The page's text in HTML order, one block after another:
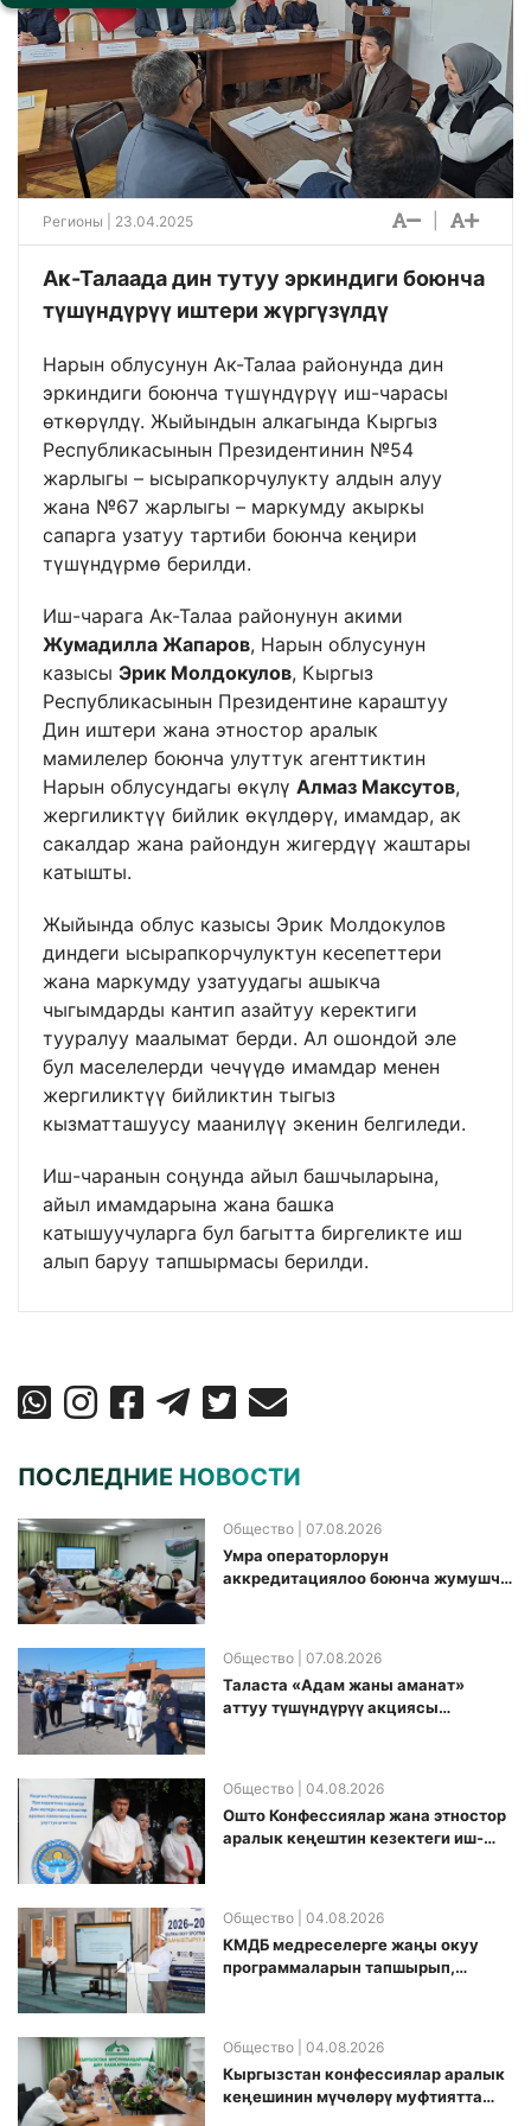
Регионы | 23.04.2025
Ак-Талаада дин тутуу эркиндиги боюнча
түшүндүрүү иштери жүргүзүлдү
Нарын облусунун Ак-Талаа районунда дин
эркиндиги боюнча түшүндүрүү иш-чарасы
өткөрүлдү. Жыйындын алкагында Кыргыз
Республикасынын Президентинин №54
жарлыгы – ысырапкорчулукту алдын алуу
жана №67 жарлыгы – маркумду акыркы
сапарга узатуу тартиби боюнча кеңири
түшүндүрмө берилди.
Иш-чарага Ак-Талаа районунун акими
Жумадилла Жапаров, Нарын облусунун
казысы Эрик Молдокулов, Кыргыз
Республикасынын Президентине караштуу
Дин иштери жана этностор аралык
мамилелер боюнча улуттук агенттиктин
Нарын облусундагы өкүлү Алмаз Максутов,
жергиликтүү бийлик өкүлдөрү, имамдар, ак
сакалдар жана райондун жигердүү жаштары
катышты.
Жыйында облус казысы Эрик Молдокулов
диндеги ысырапкорчулуктун кесепеттери
жана маркумду узатуудагы ашыкча
чыгымдарды кантип азайтуу керектиги
тууралуу маалымат берди. Ал ошондой эле
бул маселелерди чечүүдө имамдар менен
жергиликтүү бийликтин тыгыз
кызматташуусу маанилүү экенин белгиледи.
Иш-чаранын соңунда айыл башчыларына,
айыл имамдарына жана башка
катышуучуларга бул багытта биргеликте иш
алып баруу тапшырмасы берилди.
ПОСЛЕДНИЕ НОВОСТИ
Общество | 07.08.2026
Умра операторлорун
аккредитациялоо боюнча жумушчу
Общество | 07.08.2026
Таласта «Адам жаны аманат»
аттуу түшүндүрүү акциясы
Общество | 04.08.2026
Ошто Конфессиялар жана этностор
аралык кеңештин кезектеги иш-
Общество | 04.08.2026
КМДБ медреселерге жаңы окуу
программаларын тапшырып,
Общество | 04.08.2026
Кыргызстан конфессиялар аралык
кеӊешинин мүчөлөрү муфтиятта